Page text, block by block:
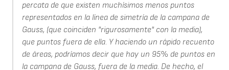
percata de que existen muchísimos menos puntos
representados en la línea de simetría de la campana de
Gauss, (que coinciden "rigurosamente" con la media),
que puntos fuera de ella. Y haciendo un rápido recuento
de áreas, podríamos decir que hay un 95% de puntos en
la campana de Gauss, fuera de la media. De hecho, el